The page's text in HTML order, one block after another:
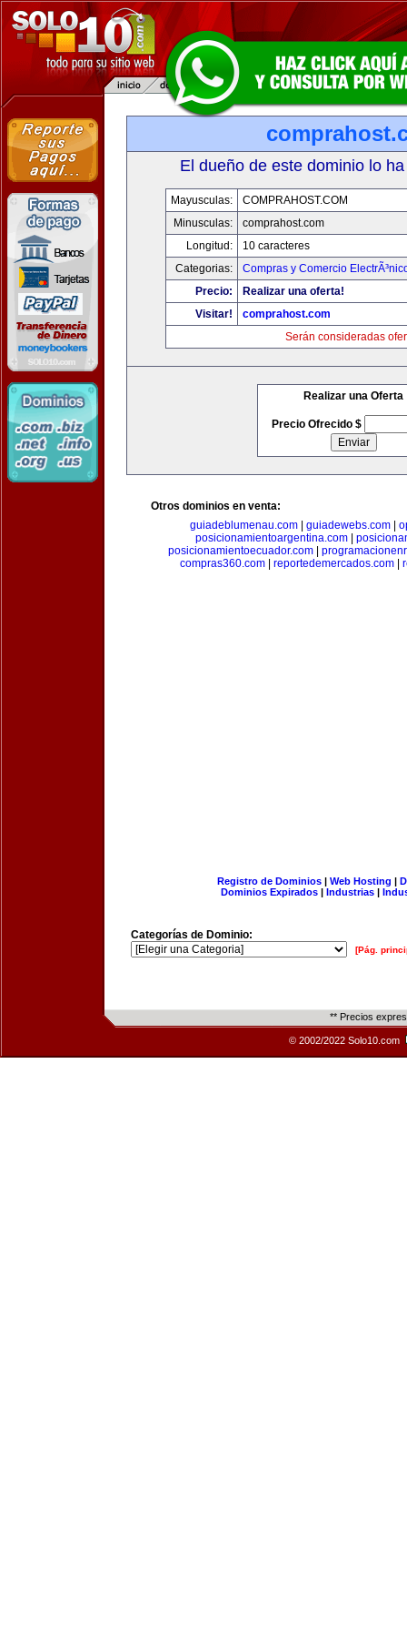
El dueño de este dominio lo
Mayusculas:
COMPRAHOST.COM
Minusculas:
comprahost.com
Longitud:
10 caracteres
Categorias:
Compras y Comercio
Precio:
Realizar una oferta!
Visitar!
comprahost.com
Serán consideradas
Realizar una Oferta
Precio Ofrecido $
Otros dominios en venta:
guiadeblumenau.com| guiadewebs.com|
posicionamientoargentina.com|
posicionamientoecuador.com
compras360.com
reportedemercados.com
Registro de Dominios| Web Hosting |
Dominios Expirados | Industrias |
Categorías de Dominio:
[Pág.
** Precios
© 2002/2022 Solo10.com